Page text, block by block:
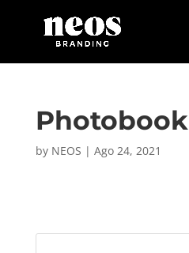
Photobook
by NEOS | Ago 24, 2021